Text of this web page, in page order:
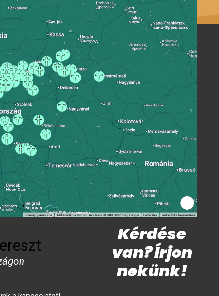
Kérdése
van? Írjon
nekünk!